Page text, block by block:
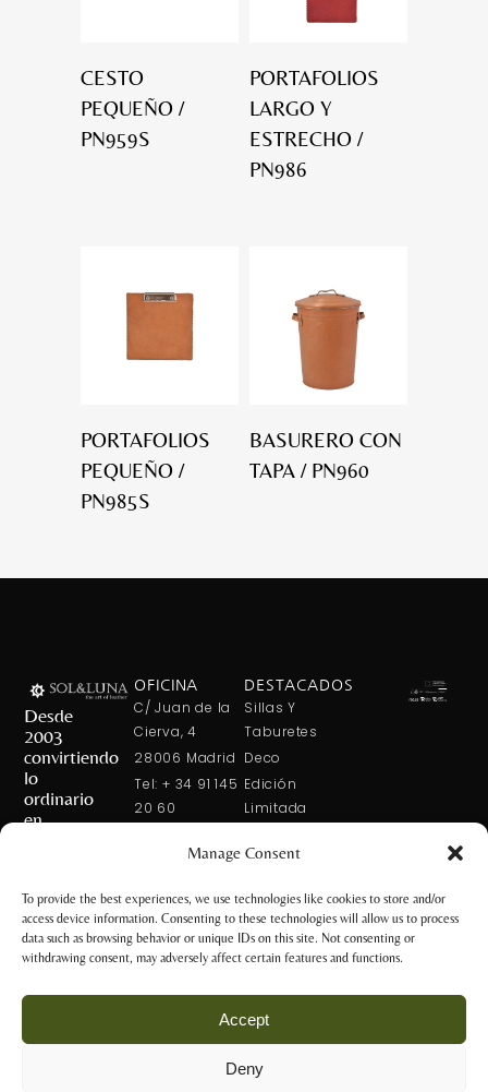
Manage Consent
To provide the best experiences, we use technologies like cookies to store and/or
access device information. Consenting to these technologies will allow us to process
data such as browsing behavior or unique IDs on this site. Not consenting or
withdrawing consent, may adversely affect certain features and functions.
Accept
Deny
CESTO
PEQUEÑO /
PN959S
PORTAFOLIOS
LARGO Y
ESTRECHO /
PN986
PORTAFOLIOS
PEQUEÑO /
PN985S
BASURERO CON
TAPA / PN960
Desde
2003
convirtiendo
lo
ordinario
en
OFICINA
C/ Juan de la
Cierva, 4
28006 Madrid
Tel: + 34 91 145
20 60
TIENDA
C/ Núñez de
+34 917 81 28
+34 600 421 113
DESTACADOS
Sillas Y
Taburetes
Deco
Edición
Limitada
Mesa
Chic